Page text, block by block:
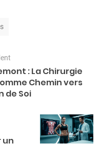
: La Chirurgie
Chemin vers
de Soi
un